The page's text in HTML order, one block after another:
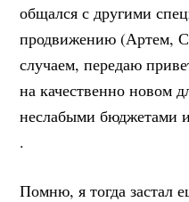
общался с другими
продвижению (Артем,
случаем, передаю
на качественно новом
неслабыми бюджетами
.
Помню, я тогда застал